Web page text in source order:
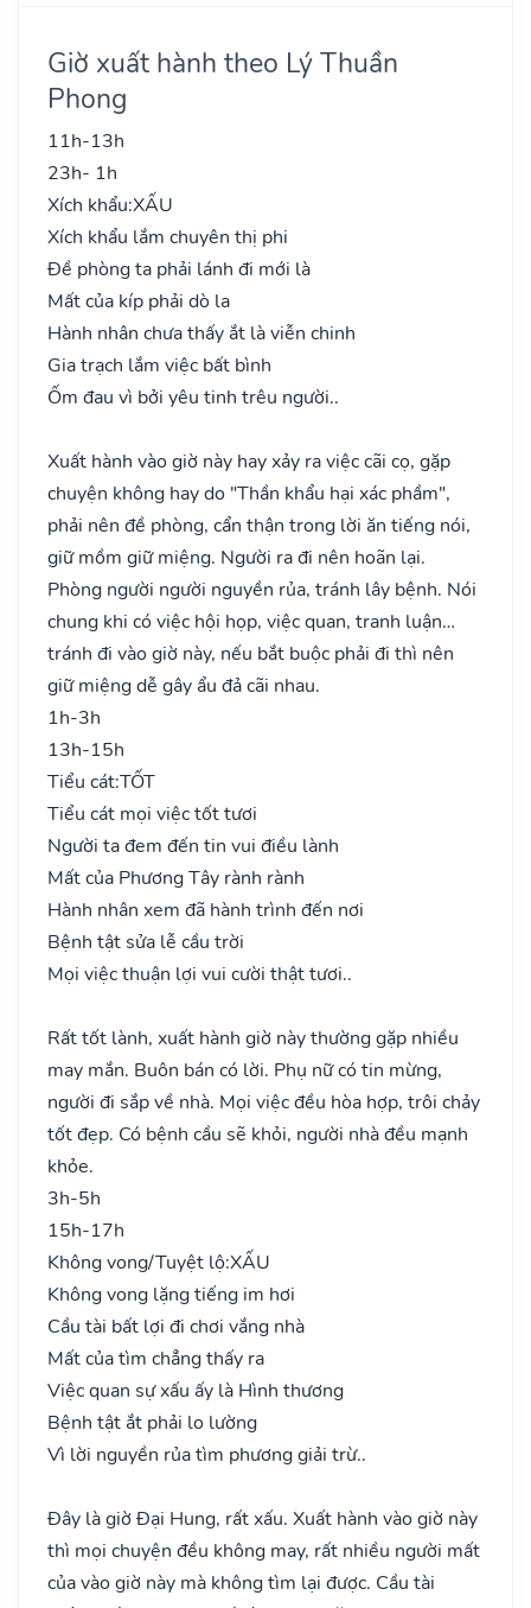
Giờ xuất hành theo Lý Thuần
Phong
11h-13h
23h- 1h
Xích khẩu:XẤU
Xích khẩu lắm chuyên thị phi
Đề phòng ta phải lánh đi mới là
Mất của kíp phải dò la
Hành nhân chưa thấy ắt là viễn chinh
Gia trạch lắm việc bất bình
Ốm đau vì bởi yêu tinh trêu người..
Xuất hành vào giờ này hay xảy ra việc cãi cọ, gặp
chuyện không hay do "Thần khẩu hại xác phầm",
phải nên đề phòng, cẩn thận trong lời ăn tiếng nói,
giữ mồm giữ miệng. Người ra đi nên hoãn lại.
Phòng người người nguyền rủa, tránh lây bệnh. Nói
chung khi có việc hội họp, việc quan, tranh luận…
tránh đi vào giờ này, nếu bắt buộc phải đi thì nên
giữ miệng dễ gây ẩu đả cãi nhau.
1h-3h
13h-15h
Tiểu cát:TỐT
Tiểu cát mọi việc tốt tươi
Người ta đem đến tin vui điều lành
Mất của Phương Tây rành rành
Hành nhân xem đã hành trình đến nơi
Bệnh tật sửa lễ cầu trời
Mọi việc thuận lợi vui cười thật tươi..
Rất tốt lành, xuất hành giờ này thường gặp nhiều
may mắn. Buôn bán có lời. Phụ nữ có tin mừng,
người đi sắp về nhà. Mọi việc đều hòa hợp, trôi chảy
tốt đẹp. Có bệnh cầu sẽ khỏi, người nhà đều mạnh
khỏe.
3h-5h
15h-17h
Không vong/Tuyệt lộ:XẤU
Không vong lặng tiếng im hơi
Cầu tài bất lợi đi chơi vắng nhà
Mất của tìm chẳng thấy ra
Việc quan sự xấu ấy là Hình thương
Bệnh tật ắt phải lo lường
Vì lời nguyền rủa tìm phương giải trừ..
Đây là giờ Đại Hung, rất xấu. Xuất hành vào giờ này
thì mọi chuyện đều không may, rất nhiều người mất
của vào giờ này mà không tìm lại được. Cầu tài